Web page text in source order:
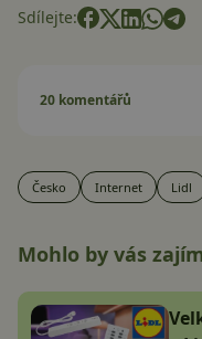
Sdílejte:
20 komentářů
Česko Internet Lidl
Mohlo by vás